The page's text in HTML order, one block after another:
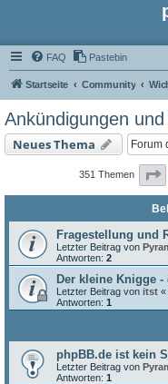
FAQ Pastebin
Startseite Community
Ankündigungen
Neues Thema
351 Themen
Fragestellung und
Letzter Beitrag von
Antworten: 2
Der kleine Knigge
Letzter Beitrag von itst «
Antworten: 1
phpBB.de ist kein
Letzter Beitrag von
Antworten: 1